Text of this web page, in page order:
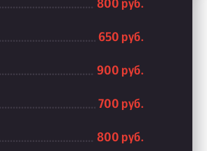
800 руб.
650 руб.
900 руб.
700 руб.
800 руб.